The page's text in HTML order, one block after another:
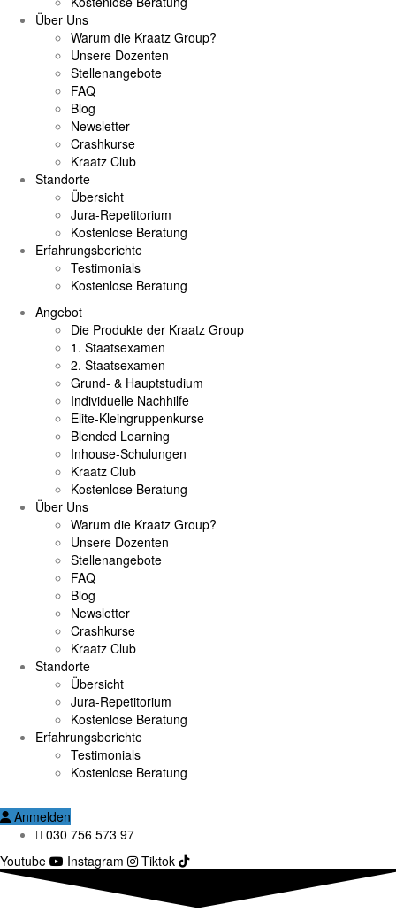
Über Uns
Warum die Kraatz Group?
Unsere Dozenten
Stellenangebote
FAQ
Blog
Newsletter
Crashkurse
Kraatz Club
Standorte
Übersicht
Jura-Repetitorium
Kostenlose Beratung
Erfahrungsberichte
Testimonials
Kostenlose Beratung
Angebot
Die Produkte der Kraatz Group
1. Staatsexamen
2. Staatsexamen
Grund- & Hauptstudium
Individuelle Nachhilfe
Elite-Kleingruppenkurse
Blended Learning
Inhouse-Schulungen
Kraatz Club
Kostenlose Beratung
Über Uns
Warum die Kraatz Group?
Unsere Dozenten
Stellenangebote
FAQ
Blog
Newsletter
Crashkurse
Kraatz Club
Standorte
Übersicht
Jura-Repetitorium
Kostenlose Beratung
Erfahrungsberichte
Testimonials
Kostenlose Beratung
Anmelden
030 756 573 97
Youtube
Instagram Tiktok